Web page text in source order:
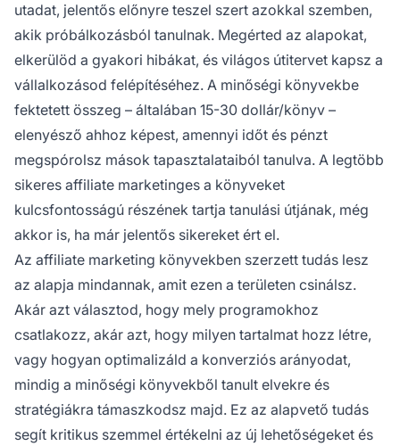
utadat, jelentős előnyre teszel szert azokkal szemben,
akik próbálkozásból tanulnak. Megérted az alapokat,
elkerülöd a gyakori hibákat, és világos útitervet kapsz a
vállalkozásod felépítéséhez. A minőségi könyvekbe
fektetett összeg – általában 15-30 dollár/könyv –
elenyésző ahhoz képest, amennyi időt és pénzt
megspórolsz mások tapasztalataiból tanulva. A legtöbb
sikeres affiliate marketinges a könyveket
kulcsfontosságú részének tartja tanulási útjának, még
akkor is, ha már jelentős sikereket ért el.
Az affiliate marketing könyvekben szerzett tudás lesz
az alapja mindannak, amit ezen a területen csinálsz.
Akár azt választod, hogy mely programokhoz
csatlakozz, akár azt, hogy milyen tartalmat hozz létre,
vagy hogyan optimalizáld a konverziós arányodat,
mindig a minőségi könyvekből tanult elvekre és
stratégiákra támaszkodsz majd. Ez az alapvető tudás
segít kritikus szemmel értékelni az új lehetőségeket és